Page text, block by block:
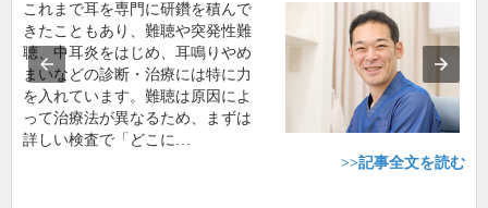
これまで耳を専門に研鑽を積んで
きたこともあり、難聴や突発性難
聴、中耳炎をはじめ、耳鳴りやめ
まいなどの診断・治療には特に力
を入れています。難聴は原因によ
って治療法が異なるため、まずは
詳しい検査で「どこに…
>>記事全文を読む